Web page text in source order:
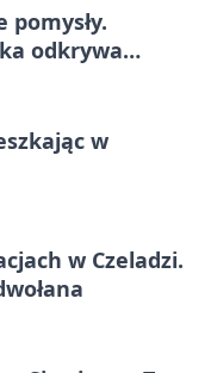
pomysły.
odkrywa
w
w Czeladzi.